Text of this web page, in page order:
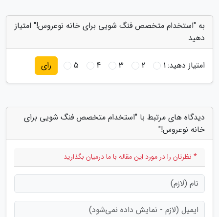
به "استخدام متخصص فنگ شویی برای خانه نوعروس!" امتیاز
دهید
امتیاز دهید:1
2
3
4
5 رای
دیدگاه های مرتبط با "استخدام متخصص فنگ شویی برای
خانه نوعروس!"
* نظرتان را در مورد این مقاله با ما درمیان بگذارید